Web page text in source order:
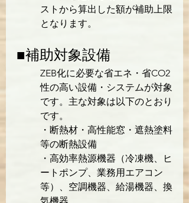
ストから算出した額が補助上限
となります。
■補助対象設備
ZEB化に必要な省エネ・省CO2
性の高い設備・システムが対象
です。主な対象は以下のとおり
です。
・断熱材・高性能窓・遮熱塗料
等の断熱設備
・高効率熱源機器（冷凍機、ヒ
ートポンプ、業務用エアコン
等）、空調機器、給湯機器、換
気機器